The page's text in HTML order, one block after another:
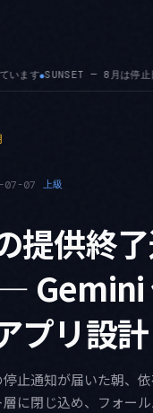
系、20日に Grok
07-07 上級
提供終
Gemini
プリ設計
止通知が届いた朝、
に閉じ込め、フォー